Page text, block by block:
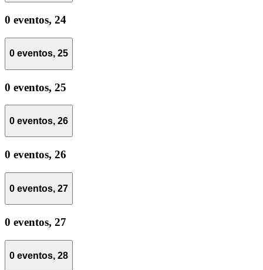
0 eventos, 24
0 eventos, 25
0 eventos, 25
0 eventos, 26
0 eventos, 26
0 eventos, 27
0 eventos, 27
0 eventos, 28